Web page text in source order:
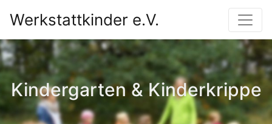
Werkstattkinder e.V.
Kindergarten & Kinderkrippe